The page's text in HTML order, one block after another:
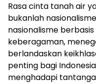
Rasa cinta tanah air
bukanlah
nasionalisme
keberagaman,
berlandaskan
penting bagi
menghadapi